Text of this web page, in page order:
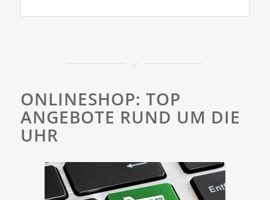
ONLINESHOP: TOP
ANGEBOTE RUND UM DIE
UHR